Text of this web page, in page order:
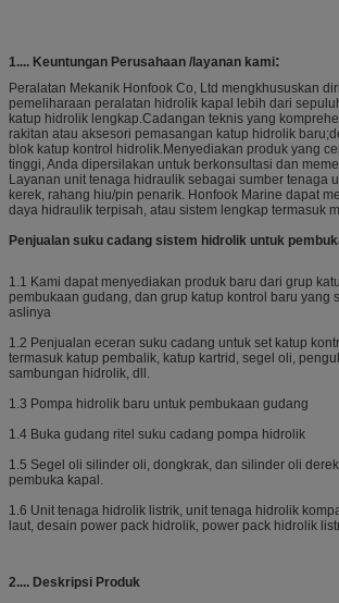
1.... Keuntungan Perusahaan /layanan kami:
Peralatan Mekanik Honfook Co, Ltd mengkhususkan
pemeliharaan peralatan hidrolik kapal lebih dari
katup hidrolik lengkap.Cadangan teknis yang
rakitan atau aksesori pemasangan katup hidrolik
blok katup kontrol hidrolik.Menyediakan produk yang
tinggi, Anda dipersilakan untuk berkonsultasi dan
Layanan unit tenaga hidraulik sebagai sumber tenaga
kerek, rahang hiu/pin penarik. Honfook Marine dapat
daya hidraulik terpisah, atau sistem lengkap termasuk
Penjualan suku cadang sistem hidrolik untuk
1.1 Kami dapat menyediakan produk baru dari grup
pembukaan gudang, dan grup katup kontrol baru yang
aslinya
1.2 Penjualan eceran suku cadang untuk set katup
termasuk katup pembalik, katup kartrid, segel oli,
sambungan hidrolik, dll.
1.3 Pompa hidrolik baru untuk pembukaan gudang
1.4 Buka gudang ritel suku cadang pompa hidrolik
1.5 Segel oli silinder oli, dongkrak, dan silinder oli
pembuka kapal.
1.6 Unit tenaga hidrolik listrik, unit tenaga hidrolik
laut, desain power pack hidrolik, power pack hidrolik
2.... Deskripsi Produk